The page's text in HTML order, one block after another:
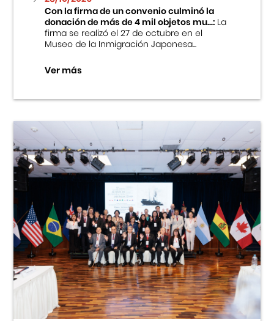
Con la firma de un convenio culminó la
donación de más de 4 mil objetos mu...:La
firma se realizó el 27 de octubre en el
Museo de la Inmigración Japonesa...
Ver más